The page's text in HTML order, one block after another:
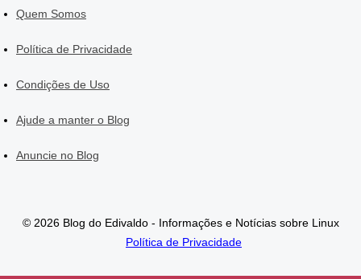
Quem Somos
Política de Privacidade
Condições de Uso
Ajude a manter o Blog
Anuncie no Blog
© 2026 Blog do Edivaldo - Informações e Notícias sobre Linux
Política de Privacidade